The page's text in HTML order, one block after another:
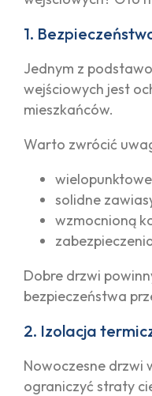
1.
Jednym z
wejściowych jest
mieszkańców.
Warto zwrócić
solidne
wzmocnioną
Dobre drzwi
bezpieczeństwa
2. Izolacja
Nowoczesne drzwi
ograniczyć straty